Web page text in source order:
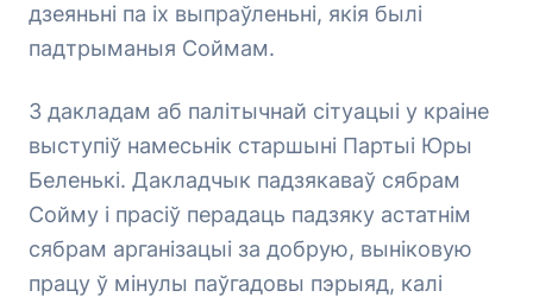
дзеяньні па іх выпраўленьні, якія былі
падтрыманыя Соймам.
З дакладам аб палітычнай сітуацыі у краіне
выступіў намесьнік старшыні Партыі Юры
Беленькі. Дакладчык падзякаваў сябрам
Сойму і прасіў перадаць падзяку астатнім
сябрам арганізацыі за добрую, выніковую
працу ў мінулы паўгадовы пэрыяд, калі